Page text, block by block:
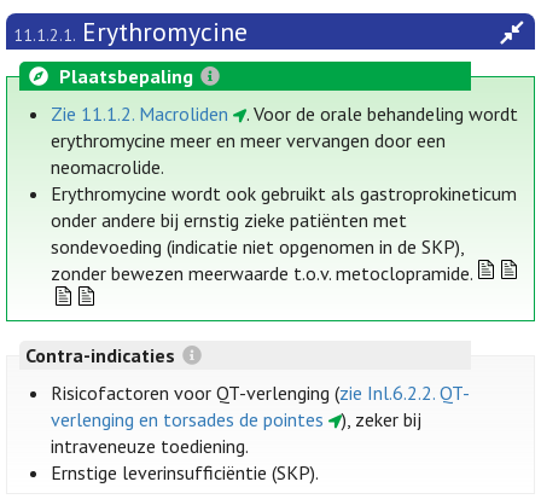
11.1.2.1. Erythromycine
Plaatsbepaling
Zie 11.1.2. Macroliden
. Voor de orale behandeling wordt
erythromycine meer en meer vervangen door een
neomacrolide.
Erythromycine wordt ook gebruikt als gastroprokineticum
onder andere bij ernstig zieke patiënten met
sondevoeding (indicatie niet opgenomen in de SKP),
zonder bewezen meerwaarde t.o.v. metoclopramide.
Contra-indicaties
Risicofactoren voor QT-verlenging (zie Inl.6.2.2. QT-
verlenging en torsades de pointes
), zeker bij
intraveneuze toediening.
Ernstige leverinsufficiëntie (SKP).